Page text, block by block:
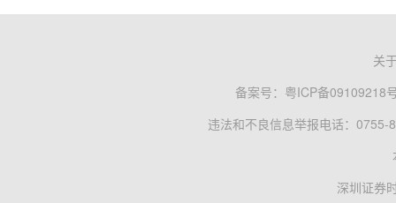
关
备案号： 粤ICP备09109218
违法和不良信息举报电话：0755-
深圳证券